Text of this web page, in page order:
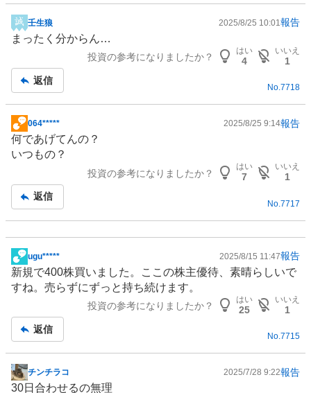
掲
示
事
壬生狼 2025/8/25 10:01 報告
まったく分からん…
投資の参考になりましたか？
はい
4
いいえ
1
返信
No.7718
掲
示
板
064***** 2025/8/25 9:14報告
何であげてんの？
いつもの？
投資の参考になりましたか？
はい
7
いいえ
1
返信
No. 7717
掲
示
板
ugu***** 2025/8/15 11:47報告
新規で400株買いました。ここの株主優待 、素晴らしいで
すね。売らずにずっと持ち続けます。
投資の参考になりましたか？
はい
25
いいえ
1
返信
No.7715
掲
チンチラコ 2025/7/28 9:22報告
30日合わせるの無理